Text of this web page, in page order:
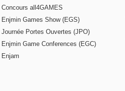
Concours all4GAMES
Enjmin Games Show (EGS)
Journée Portes Ouvertes (JPO)
Enjmin Game Conferences (EGC)
Enjam